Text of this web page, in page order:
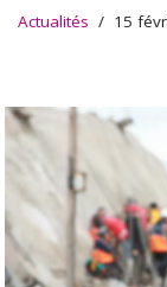
Actualités 15